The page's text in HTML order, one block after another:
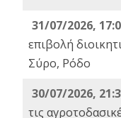
31/07/2026,
επιβολή
Σύρο, Ρόδο
30/07/2026,
τις